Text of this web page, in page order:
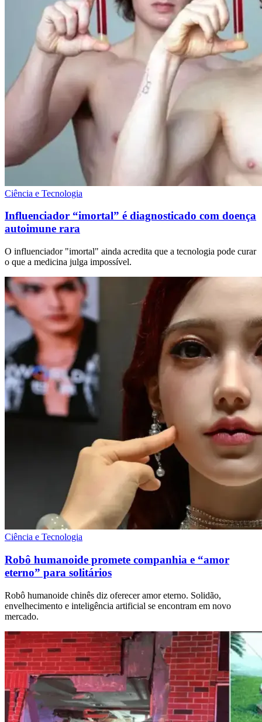
Ciência e Tecnologia
Influenciador “imortal” é diagnosticado com doença
autoimune rara
O influenciador "imortal" ainda acredita que a tecnologia pode curar
o que a medicina julga impossível.
Ciência e Tecnologia
Robô humanoide promete companhia e “amor
eterno” para solitários
Robô humanoide chinês diz oferecer amor eterno. Solidão,
envelhecimento e inteligência artificial se encontram em novo
mercado.